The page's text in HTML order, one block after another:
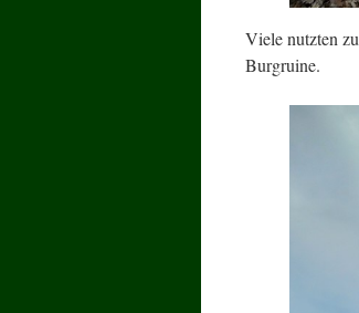
Viele nutzten
Burgruine.